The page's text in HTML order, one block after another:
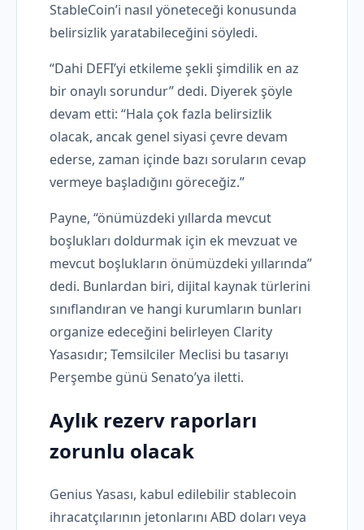
StableCoin’i nasıl yöneteceği konusunda
belirsizlik yaratabileceğini söyledi.
“Dahi DEFI’yi etkileme şekli şimdilik en az
bir onaylı sorundur” dedi. Diyerek şöyle
devam etti: “Hala çok fazla belirsizlik
olacak, ancak genel siyasi çevre devam
ederse, zaman içinde bazı soruların cevap
vermeye başladığını göreceğiz.”
Payne, “önümüzdeki yıllarda mevcut
boşlukları doldurmak için ek mevzuat ve
mevcut boşlukların önümüzdeki yıllarında”
dedi. Bunlardan biri, dijital kaynak türlerini
sınıflandıran ve hangi kurumların bunları
organize edeceğini belirleyen Clarity
Yasasıdır; Temsilciler Meclisi bu tasarıyı
Perşembe günü Senato’ya iletti.
Aylık rezerv raporları
zorunlu olacak
Genius Yasası, kabul edilebilir stablecoin
ihracatçılarının jetonlarını ABD doları veya